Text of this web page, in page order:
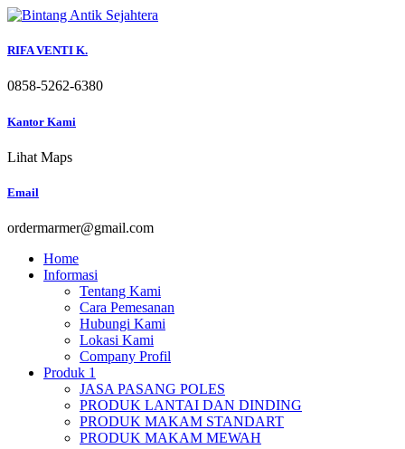
Skip
content
RIFA VENTI K.
0858-5262-6380
Kantor Kami
Lihat Maps
Email
ordermarmer@gmail.com
Home
Informasi
Tentang Kami
Cara Pemesanan
Hubungi Kami
Lokasi Kami
Company Profil
Produk 1
JASA PASANG POLES
PRODUK LANTAI DAN DINDING
PRODUK MAKAM STANDART
PRODUK MAKAM MEWAH